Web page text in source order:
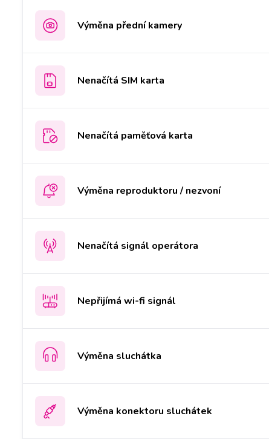
Výměna přední kamery
Nenačítá SIM karta
Nenačítá paměťová karta
Výměna reproduktoru / nezvoní
Nenačítá signál operátora
Nepřijímá wi-fi signál
Výměna sluchátka
Výměna konektoru sluchátek